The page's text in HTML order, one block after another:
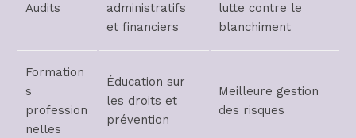
Audits
administratifs
et financiers
lutte contre le
blanchiment
Formation
s
profession
nelles
Éducation sur
les droits et
prévention
Meilleure gestion
des risques